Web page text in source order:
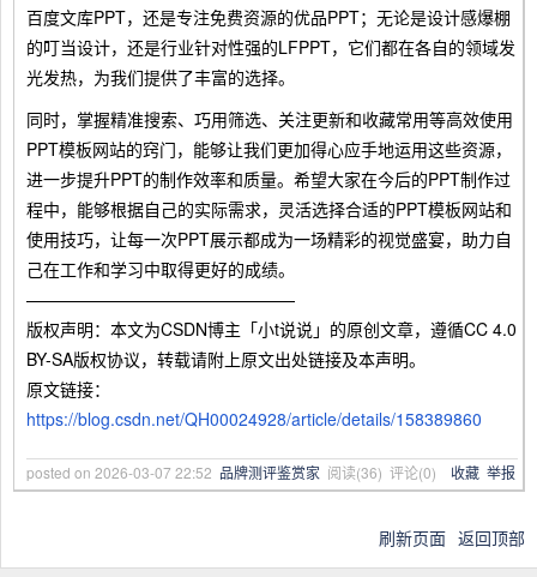
百度文库PPT，还是专注免费资源的优品PPT；无论是设计感爆棚
的叮当设计，还是行业针对性强的LFPPT，它们都在各自的领域发
光发热，为我们提供了丰富的选择。
同时，掌握精准搜索、巧用筛选、关注更新和收藏常用等高效使用
PPT模板网站的窍门，能够让我们更加得心应手地运用这些资源，
进一步提升PPT的制作效率和质量。希望大家在今后的PPT制作过
程中，能够根据自己的实际需求，灵活选择合适的PPT模板网站和
使用技巧，让每一次PPT展示都成为一场精彩的视觉盛宴，助力自
己在工作和学习中取得更好的成绩。
————————————————
版权声明：本文为CSDN博主「小t说说」的原创文章，遵循CC 4.0
BY-SA版权协议，转载请附上原文出处链接及本声明。
原文链接：
https://blog.csdn.net/QH00024928/article/details/158389860
posted on 2026-03-07 22:52 品牌测评鉴赏家 阅读(36) 评论(0) 收藏 举报
刷新页面 返回顶部